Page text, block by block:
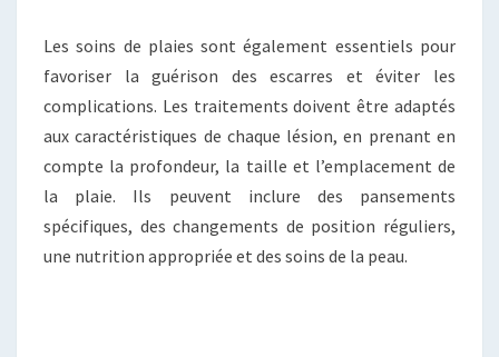
Les soins de plaies sont également essentiels pour
favoriser la guérison des escarres et éviter les
complications. Les traitements doivent être adaptés
aux caractéristiques de chaque lésion, en prenant en
compte la profondeur, la taille et l’emplacement de
la plaie. Ils peuvent inclure des pansements
spécifiques, des changements de position réguliers,
une nutrition appropriée et des soins de la peau.